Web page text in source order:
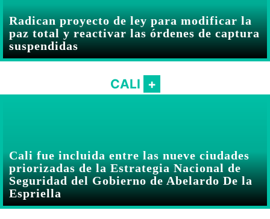
Radican proyecto de ley para modificar la
paz total y reactivar las órdenes de captura
suspendidas
CALI
Cali fue incluida entre las nueve ciudades
priorizadas de la Estrategia Nacional de
Seguridad del Gobierno de Abelardo De la
Espriella